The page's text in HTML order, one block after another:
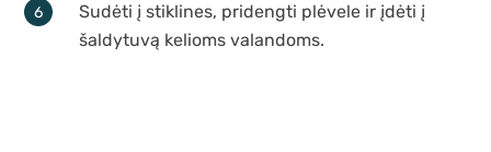
Sudėti į stiklines, pridengti plėvele ir įdėti į
šaldytuvą kelioms valandoms.